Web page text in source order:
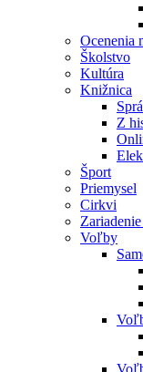
Ocenenia
Školstvo
Kultúra
Knižnica
Z
Šport
Priemysel
Cirkvi
Voľby